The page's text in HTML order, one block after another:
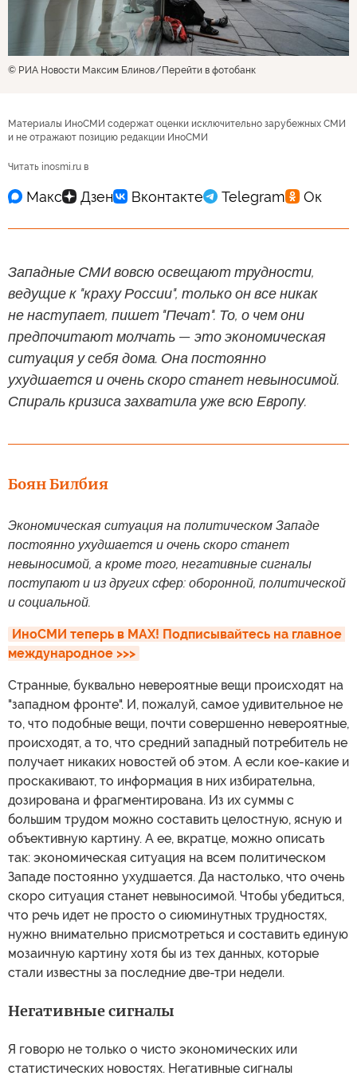
© РИА Новости Максим Блинов Перейти в фотобанк
Материалы ИноСМИ содержат оценки исключительно зарубежных СМИ
и не отражают позицию редакции ИноСМИ
Читать inosmi.ru в
Западные СМИ вовсю освещают трудности,
ведущие к "краху России", только он все никак
не наступает, пишет "Печат". То, о чем они
предпочитают молчать — это экономическая
ситуация у себя дома. Она постоянно
ухудшается и очень скоро станет невыносимой.
Спираль кризиса захватила уже всю Европу.
Боян Билбия
Экономическая ситуация на политическом Западе
постоянно ухудшается и очень скоро станет
невыносимой, а кроме того, негативные сигналы
поступают и из других сфер: оборонной, политической
и социальной.
ИноСМИ теперь в MAX! Подписывайтесь на главное
международное >>>
Странные, буквально невероятные вещи происходят на
"западном фронте". И, пожалуй, самое удивительное не
то, что подобные вещи, почти совершенно невероятные,
происходят, а то, что средний западный потребитель не
получает никаких новостей об этом. А если кое-какие и
проскакивают, то информация в них избирательна,
дозирована и фрагментирована. Из их суммы с
большим трудом можно составить целостную, ясную и
объективную картину. А ее, вкратце, можно описать
так: экономическая ситуация на всем политическом
Западе постоянно ухудшается. Да настолько, что очень
скоро ситуация станет невыносимой. Чтобы убедиться,
что речь идет не просто о сиюминутных трудностях,
нужно внимательно присмотреться и составить единую
мозаичную картину хотя бы из тех данных, которые
стали известны за последние две-три недели.
Негативные сигналы
Я говорю не только о чисто экономических или
статистических новостях. Негативные сигналы